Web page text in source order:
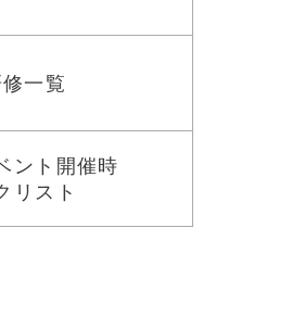
一覧
ント開催時
リスト